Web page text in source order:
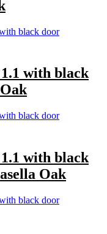
with black
with black
Oak